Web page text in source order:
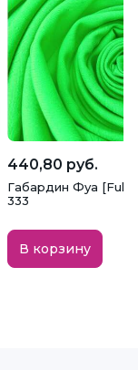
440,80 руб.
Габардин Фуа
333
В корзину